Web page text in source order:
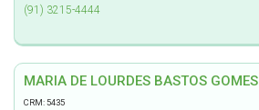
(91) 3215-4444
MARIA DE LOURDES BASTOS GOMES
CRM: 5435